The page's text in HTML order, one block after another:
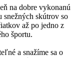
na dobre vykonanú
skútrov so
až po jedno z
športu.
a snažíme sa o